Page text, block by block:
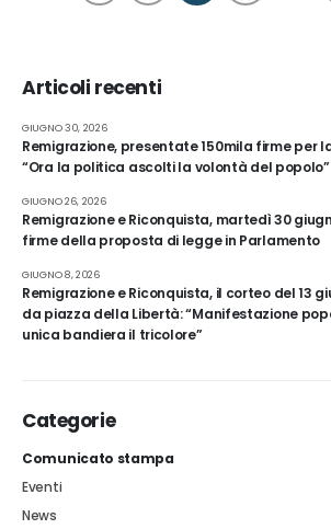
Articoli recenti
Remigrazione, presentate 150mila firme per
“Ora la politica ascolti la volontà del popolo”
GIUGNO 30, 2026
Remigrazione e Riconquista, martedì 30
firme della proposta di legge in Parlamento
GIUGNO 26, 2026
Remigrazione e Riconquista, il corteo del 13
da piazza della Libertà: “Manifestazione
unica bandiera il tricolore”
GIUGNO 8, 2026
Categorie
Comunicato stampa
Eventi
News